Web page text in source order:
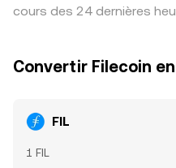
cours des 24 dernières
Convertir Filecoin
FIL
1 FIL